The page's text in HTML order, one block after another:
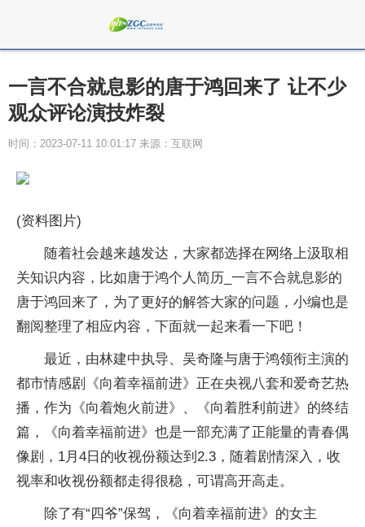
一言不合就息影的唐于鸿回来了 让不少
观众评论演技炸裂
时间：2023-07-11 10:01:17 来源：互联网
(资料图片)
随着社会越来越发达，大家都选择在网络上汲取相
关知识内容，比如唐于鸿个人简历_一言不合就息影的
唐于鸿回来了，为了更好的解答大家的问题，小编也是
翻阅整理了相应内容，下面就一起来看一下吧！
最近，由林建中执导、吴奇隆与唐于鸿领衔主演的
都市情感剧《向着幸福前进》正在央视八套和爱奇艺热
播，作为《向着炮火前进》、《向着胜利前进》的终结
篇，《向着幸福前进》也是一部充满了正能量的青春偶
像剧，1月4日的收视份额达到2.3，随着剧情深入，收
视率和收视份额都走得很稳，可谓高开高走。
除了有“四爷”保驾，《向着幸福前进》的女主